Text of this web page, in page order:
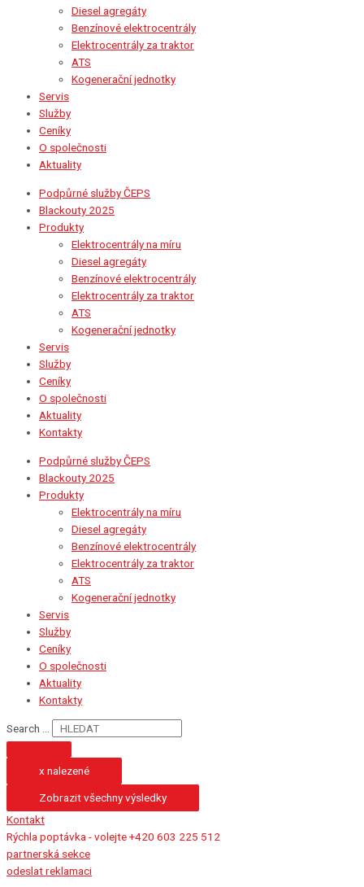
Diesel agregáty
Benzínové elektrocentrály
Elektrocentrály za traktor
ATS
Kogenerační jednotky
Servis
Služby
Ceníky
O společnosti
Aktuality
Podpůrné služby ČEPS
Blackouty 2025
Produkty
Elektrocentrály na míru
Diesel agregáty
Benzínové elektrocentrály
Elektrocentrály za traktor
ATS
Kogenerační jednotky
Servis
Služby
Ceníky
O společnosti
Aktuality
Kontakty
Podpůrné služby ČEPS
Blackouty 2025
Produkty
Elektrocentrály na míru
Diesel agregáty
Benzínové elektrocentrály
Elektrocentrály za traktor
ATS
Kogenerační jednotky
Servis
Služby
Ceníky
O společnosti
Aktuality
Kontakty
Search ...
x nalezené
Zobrazit všechny výsledky
Kontakt
Rýchla poptávka - volejte +420 603 225 512
partnerská sekce
odeslat reklamaci